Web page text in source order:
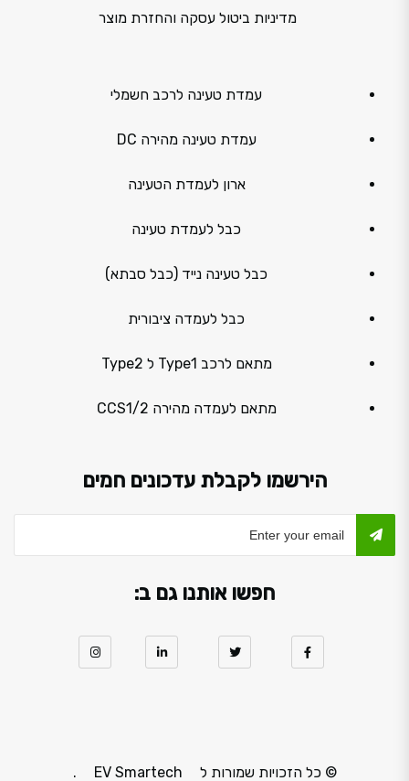
מדיניות ביטול עסקה והחזרת מוצר
עמדת טעינה לרכב חשמלי
עמדת טעינה מהירה DC
ארון לעמדת הטעינה
כבל לעמדת טעינה
כבל טעינה נייד (כבל סבתא)
כבל לעמדה ציבורית
מתאם לרכב Type1 ל Type2
מתאם לעמדה מהירה CCS1/2
הירשמו לקבלת עדכונים חמים
חפשו אותנו גם ב:
© כל הזכויות שמורות ל EV Smartech
.